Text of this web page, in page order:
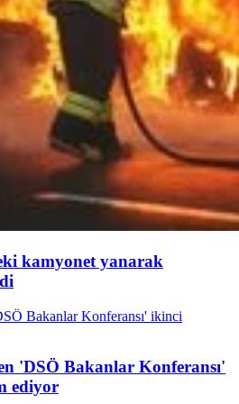
kamyonet yanarak
'DSÖ Bakanlar Konferansı'
ediyor